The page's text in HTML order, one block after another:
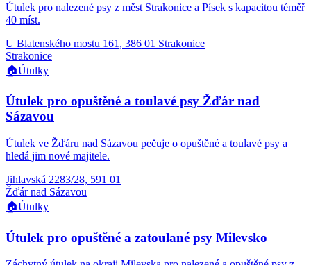
Útulek pro nalezené psy z měst Strakonice a Písek s kapacitou téměř
40 míst.
U Blatenského mostu 161, 386 01 Strakonice
Strakonice
🏠Útulky
Útulek pro opuštěné a toulavé psy Žďár nad
Sázavou
Útulek ve Žďáru nad Sázavou pečuje o opuštěné a toulavé psy a
hledá jim nové majitele.
Jihlavská 2283/28, 591 01
Žďár nad Sázavou
🏠Útulky
Útulek pro opuštěné a zatoulané psy Milevsko